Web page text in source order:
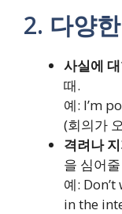
2. 다양
사실에
때.
예: I’m
(회의가
격려나
을 심어
예:
in the